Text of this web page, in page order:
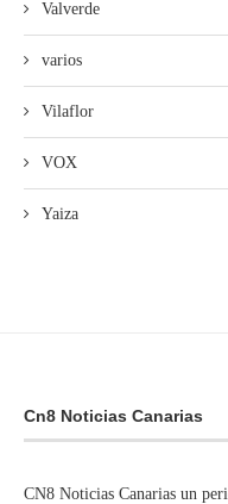
Valverde
varios
Vilaflor
VOX
Yaiza
Cn8 Noticias Canarias
CN8 Noticias Canarias un